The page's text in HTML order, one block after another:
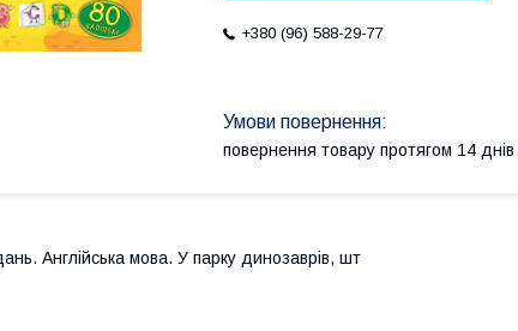
+380 (96) 588-29-77
повернення товару протягом 14 днів
Англійська мова. У парку динозаврів, шт